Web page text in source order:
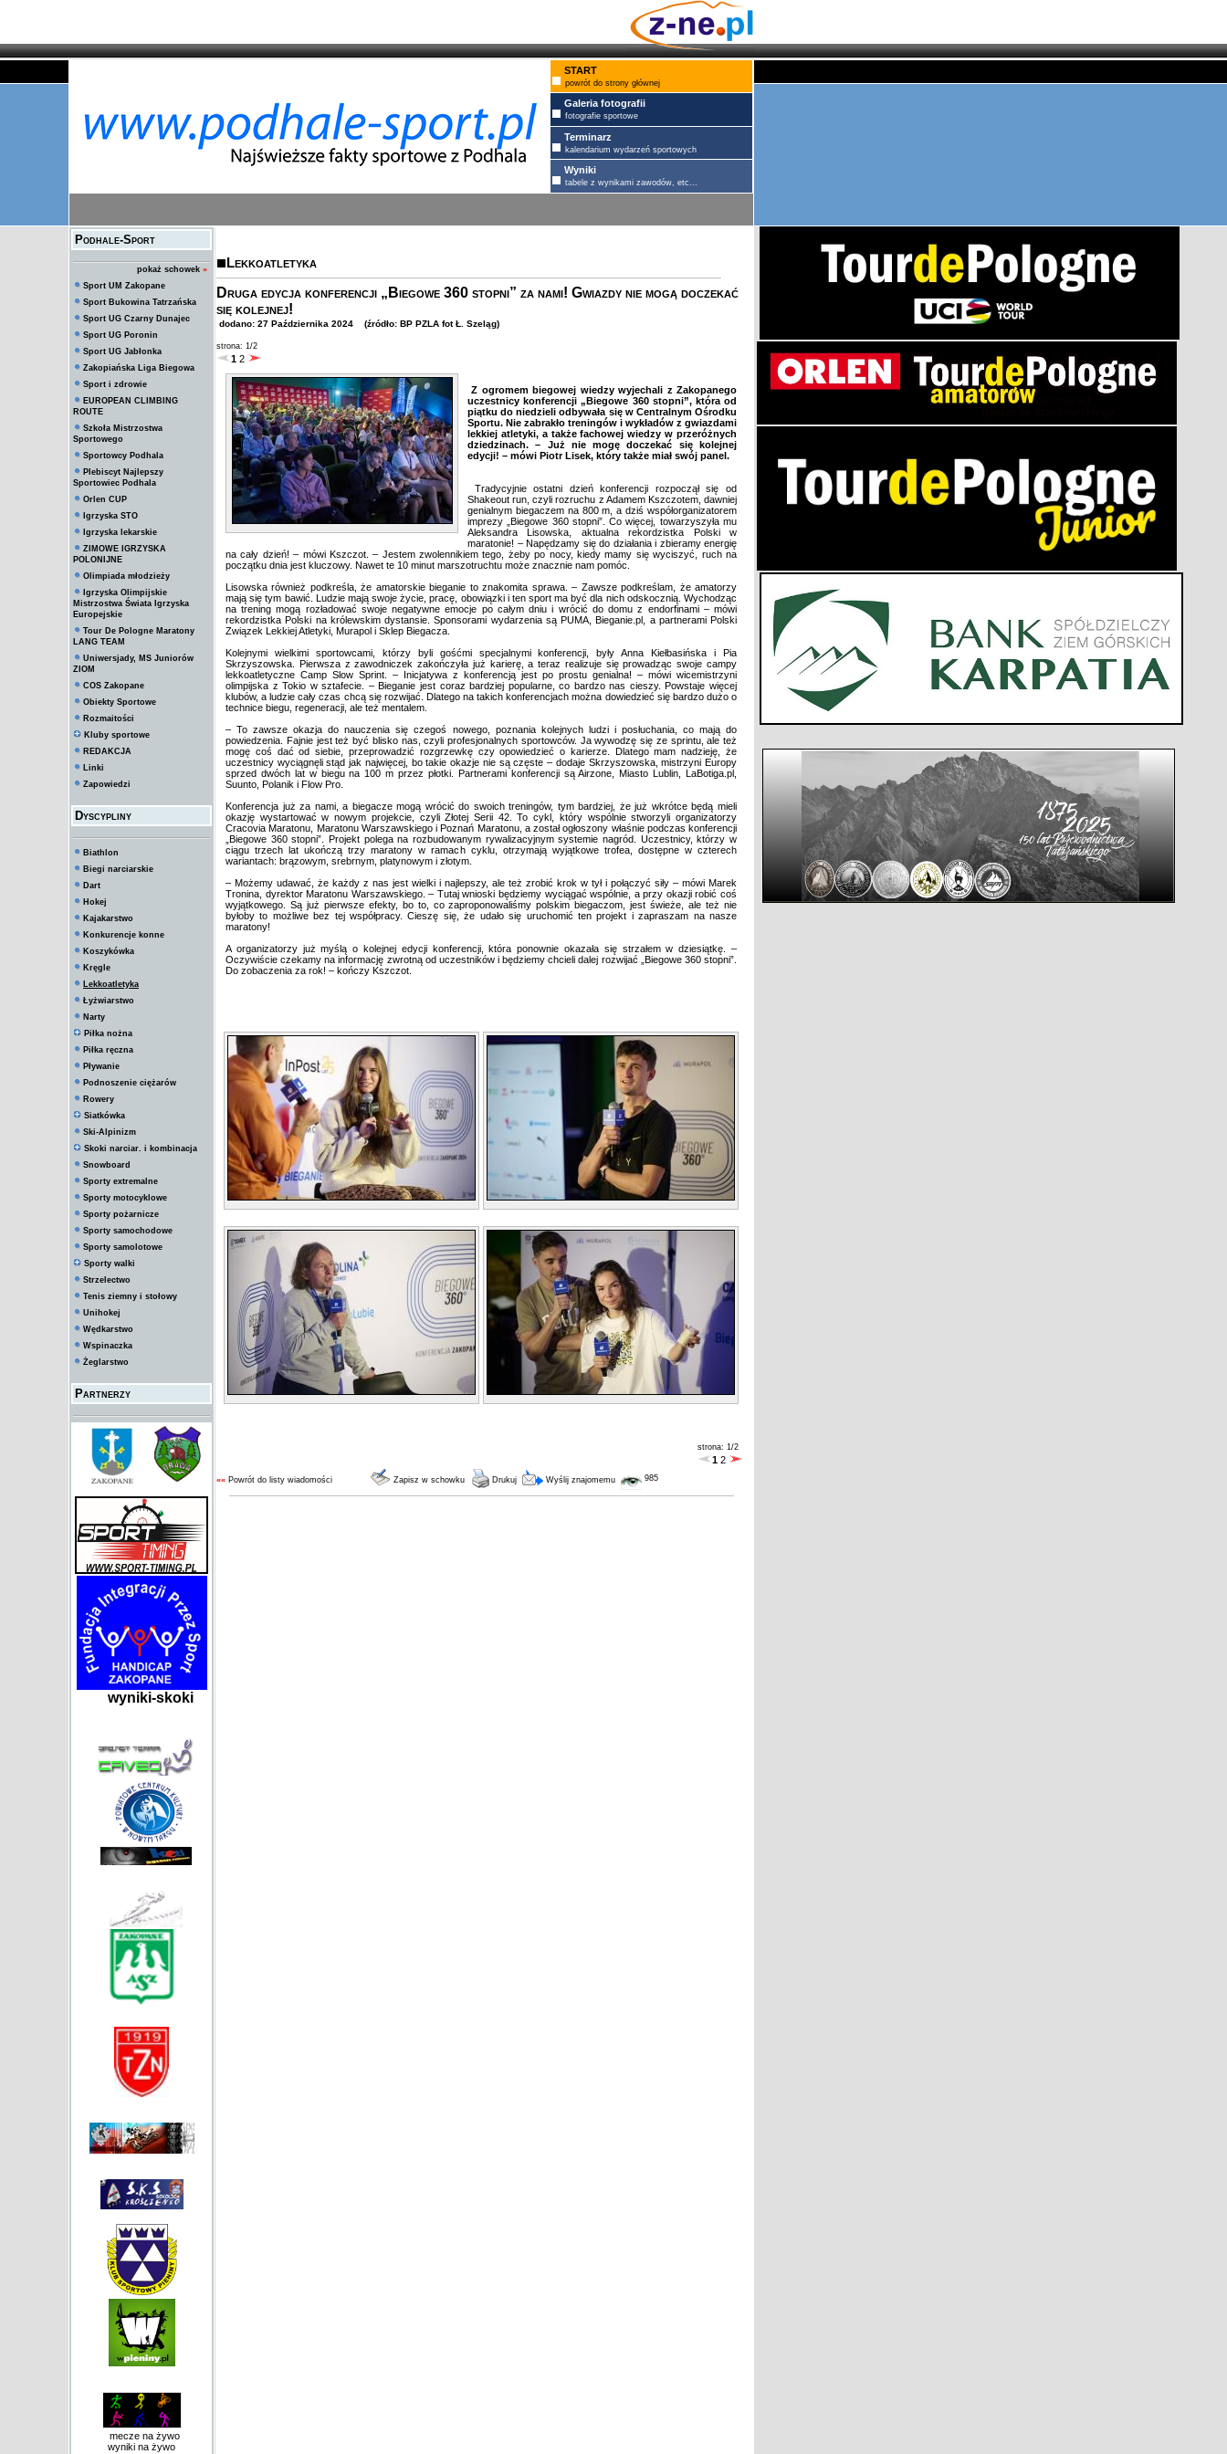
START
powrót do strony głównej
Galeria fotografii
fotografie sportowe
Terminarz
kalendarium wydarzeń sportowych
Wyniki
tabele z wynikami zawodów, etc...
Podhale-Sport
pokaż schowek »
Sport UM Zakopane
Sport Bukowina Tatrzańska
Sport UG Czarny Dunajec
Sport UG Poronin
Sport UG Jabłonka
Zakopiańska Liga Biegowa
Sport i zdrowie
EUROPEAN CLIMBING
ROUTE
Szkoła Mistrzostwa
Sportowego
Sportowcy Podhala
Plebiscyt Najlepszy
Sportowiec Podhala
Orlen CUP
Igrzyska STO
Igrzyska lekarskie
ZIMOWE IGRZYSKA
POLONIJNE
Olimpiada młodzieży
Igrzyska Olimpijskie
Mistrzostwa Świata Igrzyska
Europejskie
Tour De Pologne Maratony
LANG TEAM
Uniwersjady, MS Juniorów
ZIOM
COS Zakopane
Obiekty Sportowe
Rozmaitości
Kluby sportowe
REDAKCJA
Linki
Zapowiedzi
Dyscypliny
Biathlon
Biegi narciarskie
Dart
Hokej
Kajakarstwo
Konkurencje konne
Koszykówka
Kręgle
Lekkoatletyka
Łyżwiarstwo
Narty
Piłka nożna
Piłka ręczna
Pływanie
Podnoszenie ciężarów
Rowery
Siatkówka
Ski-Alpinizm
Skoki narciar. i kombinacja
Snowboard
Sporty extremalne
Sporty motocyklowe
Sporty pożarnicze
Sporty samochodowe
Sporty samolotowe
Sporty walki
Strzelectwo
Tenis ziemny i stołowy
Unihokej
Wędkarstwo
Wspinaczka
Żeglarstwo
Partnerzy
wyniki-skoki
mecze na żywo
wyniki na żywo
Lekkoatletyka
Druga edycja konferencji „Biegowe 360 stopni” za nami! Gwiazdy nie mogą doczekać
się kolejnej!
dodano: 27 Października 2024 (źródło: BP PZLA fot Ł. Szeląg)
strona: 1/2
1 2
Z ogromem biegowej wiedzy wyjechali z Zakopanego
uczestnicy konferencji „Biegowe 360 stopni”, która od
piątku do niedzieli odbywała się w Centralnym Ośrodku
Sportu. Nie zabrakło treningów i wykładów z gwiazdami
lekkiej atletyki, a także fachowej wiedzy w przeróżnych
dziedzinach. – Już nie mogę doczekać się kolejnej
edycji! – mówi Piotr Lisek, który także miał swój panel.
Tradycyjnie ostatni dzień konferencji rozpoczął się od
Shakeout run, czyli rozruchu z Adamem Kszczotem, dawniej
genialnym biegaczem na 800 m, a dziś współorganizatorem
imprezy „Biegowe 360 stopni”. Co więcej, towarzyszyła mu
Aleksandra Lisowska, aktualna rekordzistka Polski w
maratonie! – Napędzamy się do działania i zbieramy energię
na cały dzień! – mówi Kszczot. – Jestem zwolennikiem tego, żeby po nocy, kiedy mamy się wyciszyć, ruch na
początku dnia jest kluczowy. Nawet te 10 minut marszotruchtu może znacznie nam pomóc.
Lisowska również podkreśla, że amatorskie bieganie to znakomita sprawa. – Zawsze podkreślam, że amatorzy
mają się tym bawić. Ludzie mają swoje życie, pracę, obowiązki i ten sport ma być dla nich odskocznią. Wychodząc
na trening mogą rozładować swoje negatywne emocje po całym dniu i wrócić do domu z endorfinami – mówi
rekordzistka Polski na królewskim dystansie. Sponsorami wydarzenia są PUMA, Bieganie.pl, a partnerami Polski
Związek Lekkiej Atletyki, Murapol i Sklep Biegacza.
Kolejnymi wielkimi sportowcami, którzy byli gośćmi specjalnymi konferencji, były Anna Kiełbasińska i Pia
Skrzyszowska. Pierwsza z zawodniczek zakończyła już karierę, a teraz realizuje się prowadząc swoje campy
lekkoatletyczne Camp Slow Sprint. – Inicjatywa z konferencją jest po prostu genialna! – mówi wicemistrzyni
olimpijska z Tokio w sztafecie. – Bieganie jest coraz bardziej popularne, co bardzo nas cieszy. Powstaje więcej
klubów, a ludzie cały czas chcą się rozwijać. Dlatego na takich konferencjach można dowiedzieć się bardzo dużo o
technice biegu, regeneracji, ale też mentalem.
– To zawsze okazja do nauczenia się czegoś nowego, poznania kolejnych ludzi i posłuchania, co mają do
powiedzenia. Fajnie jest też być blisko nas, czyli profesjonalnych sportowców. Ja wywodzę się ze sprintu, ale też
mogę coś dać od siebie, przeprowadzić rozgrzewkę czy opowiedzieć o karierze. Dlatego mam nadzieję, że
uczestnicy wyciągnęli stąd jak najwięcej, bo takie okazje nie są częste – dodaje Skrzyszowska, mistrzyni Europy
sprzed dwóch lat w biegu na 100 m przez płotki. Partnerami konferencji są Airzone, Miasto Lublin, LaBotiga.pl,
Suunto, Polanik i Flow Pro.
Konferencja już za nami, a biegacze mogą wrócić do swoich treningów, tym bardziej, że już wkrótce będą mieli
okazję wystartować w nowym projekcie, czyli Złotej Serii 42. To cykl, który wspólnie stworzyli organizatorzy
Cracovia Maratonu, Maratonu Warszawskiego i Poznań Maratonu, a został ogłoszony właśnie podczas konferencji
„Biegowe 360 stopni”. Projekt polega na rozbudowanym rywalizacyjnym systemie nagród. Uczestnicy, którzy w
ciągu trzech lat ukończą trzy maratony w ramach cyklu, otrzymają wyjątkowe trofea, dostępne w czterech
wariantach: brązowym, srebrnym, platynowym i złotym.
– Możemy udawać, że każdy z nas jest wielki i najlepszy, ale też zrobić krok w tył i połączyć siły – mówi Marek
Tronina, dyrektor Maratonu Warszawskiego. – Tutaj wnioski będziemy wyciągać wspólnie, a przy okazji robić coś
wyjątkowego. Są już pierwsze efekty, bo to, co zaproponowaliśmy polskim biegaczom, jest świeże, ale też nie
byłoby to możliwe bez tej współpracy. Cieszę się, że udało się uruchomić ten projekt i zapraszam na nasze
maratony!
A organizatorzy już myślą o kolejnej edycji konferencji, która ponownie okazała się strzałem w dziesiątkę. –
Oczywiście czekamy na informację zwrotną od uczestników i będziemy chcieli dalej rozwijać „Biegowe 360 stopni”.
Do zobaczenia za rok! – kończy Kszczot.
strona: 1/2
1 2
«« Powrót do listy wiadomości Zapisz w schowku Drukuj Wyślij znajomemu 985